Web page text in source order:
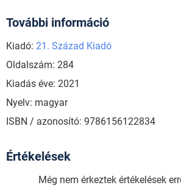
További információ
Kiadó: 21. Század Kiadó
Oldalszám: 284
Kiadás éve: 2021
Nyelv: magyar
ISBN / azonosító: 9786156122834
Értékelések
Még nem érkeztek értékelések